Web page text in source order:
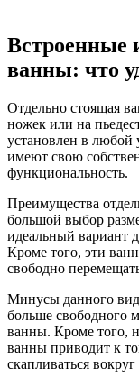
Встроенные
ванны: что
Отдельно стоящая
ножек или на
установлен в любой
имеют свою
функциональность.
Преимущества
большой выбор
идеальный вариант
Кроме того, эти
свободно
Минусы данного
больше свободного
ванны. Кроме того,
ванны приводит к
скапливаться